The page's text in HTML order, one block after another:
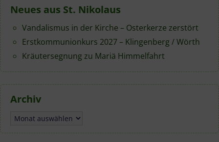
Neues aus St. Nikolaus
Vandalismus in der Kirche – Osterkerze zerstört
Erstkommunionkurs 2027 – Klingenberg / Wörth
Kräutersegnung zu Mariä Himmelfahrt
Archiv
Archiv